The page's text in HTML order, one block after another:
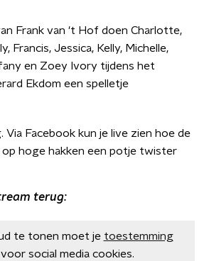
Frank van 't Hof doen Charlotte,
Francis, Jessica, Kelly, Michelle,
en Zoey Ivory tijdens het
Ekdom een spelletje
Via Facebook kun je live zien hoe de
op hoge hakken een potje twister
terug:
te tonen moet je toestemming
voor social media cookies.